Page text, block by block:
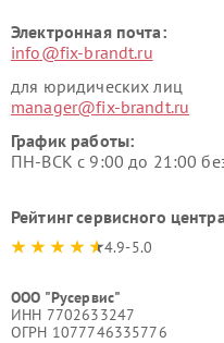
Электронная почта:
info@fix-brandt.ru
для юридических лиц
manager@fix-brandt.ru
График работы:
ПН-ВСК с 9:00 до 21:00
Рейтинг сервисного центра
4.9-5.0
ООО "Русервис"
ИНН 7702633247
ОГРН 1077746335776